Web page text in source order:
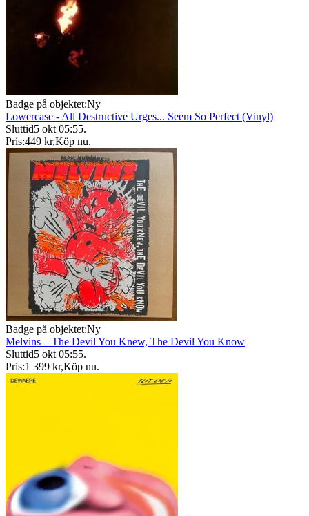
Badge på objektet:Ny
Lowercase - All Destructive Urges... Seem So Perfect (Vinyl)
Sluttid5 okt 05:55.
Pris:449 kr,Köp nu.
Badge på objektet:Ny
Melvins – The Devil You Knew, The Devil You Know
Sluttid5 okt 05:55.
Pris:1 399 kr,Köp nu.